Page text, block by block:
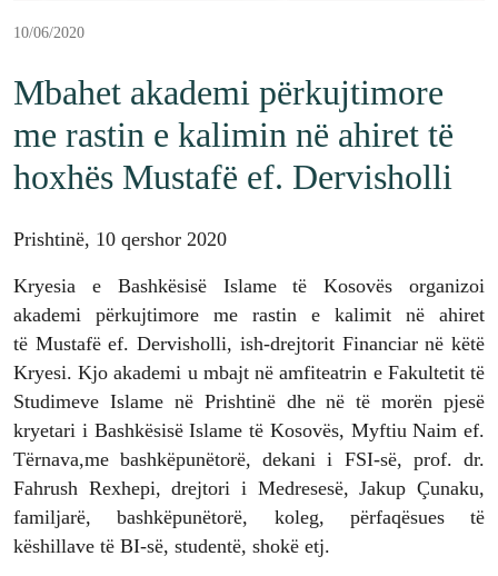
10/06/2020
Mbahet akademi përkujtimore
me rastin e kalimin në ahiret të
hoxhës Mustafë ef. Dervisholli
Prishtinë, 10 qershor 2020
Kryesia e Bashkësisë Islame të Kosovës organizoi
akademi përkujtimore me rastin e kalimit në ahiret
të Mustafë ef. Dervisholli, ish-drejtorit Financiar në këtë
Kryesi. Kjo akademi u mbajt në amfiteatrin e Fakultetit të
Studimeve Islame në Prishtinë dhe në të morën pjesë
kryetari i Bashkësisë Islame të Kosovës, Myftiu Naim ef.
Tërnava,me bashkëpunëtorë, dekani i FSI-së, prof. dr.
Fahrush Rexhepi, drejtori i Medresesë, Jakup Çunaku,
familjarë, bashkëpunëtorë, koleg, përfaqësues të
këshillave të BI-së, studentë, shokë etj.